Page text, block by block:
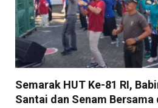
Semarak HUT Ke-81 RI,
Santai dan Senam Bersama